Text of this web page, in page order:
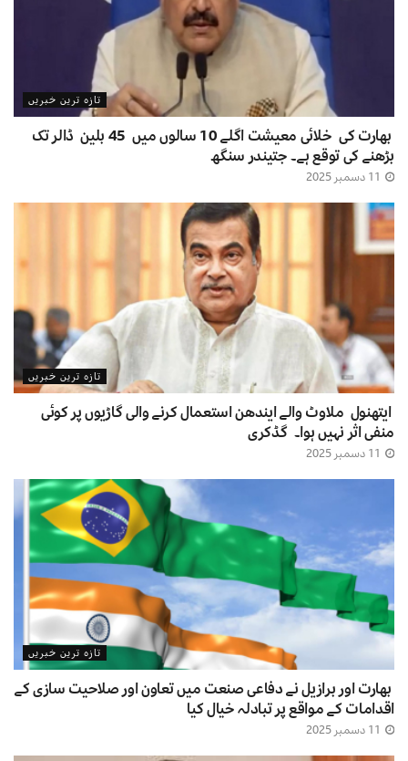
تازہ ترین خبریں
بھارت کی خلائی معیشت اگلے 10 سالوں میں 45 بلین ڈالر تک
بڑھنے کی توقع ہے۔ جتیندر سنگھ
تازہ ترین خبریں
ایتھنول ملاوٹ والے ایندھن استعمال کرنے والی گاڑیوں پر کوئی
منفی اثر نہیں ہوا۔ گڈکری
تازہ ترین خبریں
بھارت اور برازیل نے دفاعی صنعت میں تعاون اور صلاحیت سازی کے
اقدامات کے مواقع پر تبادلہ خیال کیا